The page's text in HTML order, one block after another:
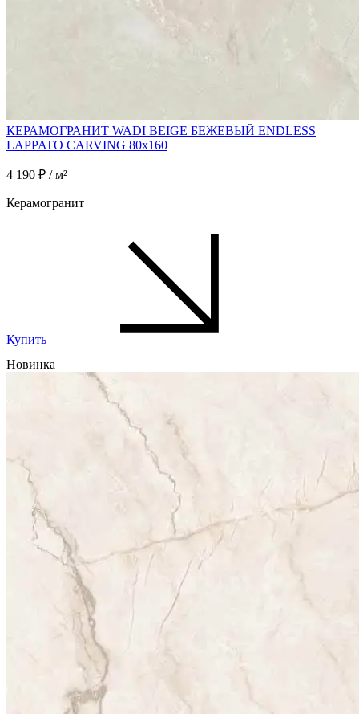
КЕРАМОГРАНИТ WADI BEIGE БЕЖЕВЫЙ ENDLESS
LAPPATO CARVING 80x160
4 190 ₽ / м²
Керамогранит
Купить
Новинка